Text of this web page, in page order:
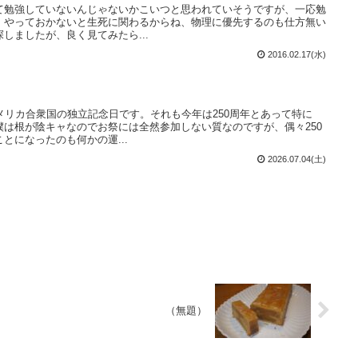
強していないんじゃないかこいつと思われていそうですが、一応勉
っておかないと生死に関わるからね、物理に優先するのも仕方無い
ましたが、良く見てみたら...
2016.02.17(水)
カ合衆国の独立記念日です。それも今年は250周年とあって特に
根が陰キャなのでお祭には全然参加しない質なのですが、偶々250
になったのも何かの運...
2026.07.04(土)
（無題）